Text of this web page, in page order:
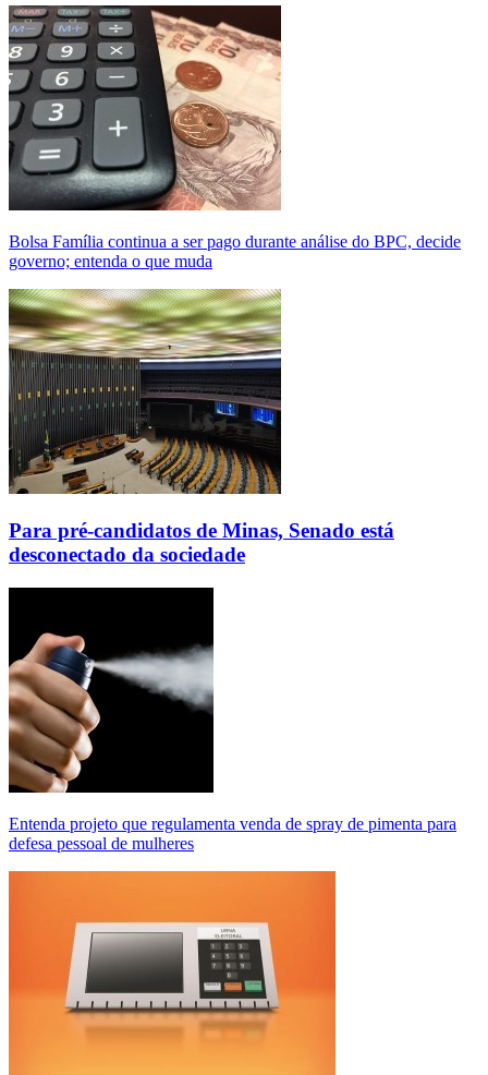
Bolsa Família continua a ser pago durante análise do BPC, decide
governo; entenda o que muda
Para pré-candidatos de Minas, Senado está
desconectado da sociedade
Entenda projeto que regulamenta venda de spray de pimenta para
defesa pessoal de mulheres